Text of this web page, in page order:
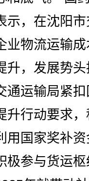
示，在沈阳
业物流运输
升，发展势
通运输局紧
升行动要求
用国家奖补
极参与货运